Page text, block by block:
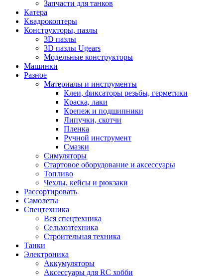
Запчасти для танков
Катера
Квадрокоптеры
Конструкторы, пазлы
3D пазлы
3D пазлы Ugears
Модельные конструкторы
Машинки
Разное
Материалы и инструменты
Клеи, фиксаторы резьбы, герметики
Краска, лаки
Крепеж и подшипники
Липучки, скотчи
Пленка
Ручной инструмент
Смазки
Симуляторы
Стартовое оборудование и аксессуары
Топливо
Чехлы, кейсы и рюкзаки
Рассортировать
Самолеты
Спецтехника
Вся спецтехника
Сельхозтехника
Строительная техника
Танки
Электроника
Аккумуляторы
Аксессуары для RC хобби